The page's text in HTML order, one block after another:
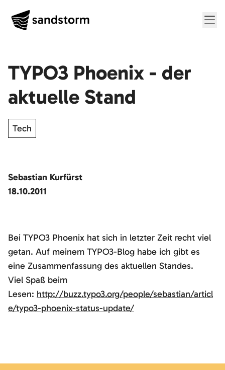
TYPO3 Phoenix - der
aktuelle Stand
Tech
Sebastian Kurfürst
18.10.2011
Bei TYPO3 Phoenix hat sich in letzter Zeit recht viel
getan. Auf meinem TYPO3-Blog habe ich gibt es
eine Zusammenfassung des aktuellen Standes.
Viel Spaß beim
Lesen: http://buzz.typo3.org/people/sebastian/articl
e/typo3-phoenix-status-update/